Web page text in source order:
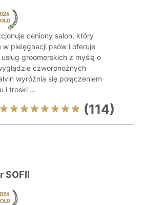
ceniony salon, który
w pielęgnacji psów i oferuje
groomerskich z myślą o
czworonożnych
wyróżnia się połączeniem
i troski ...
(114)
SOFII